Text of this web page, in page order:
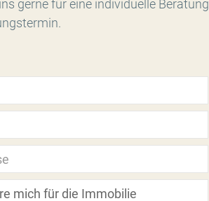
gerne für eine individuelle Beratung